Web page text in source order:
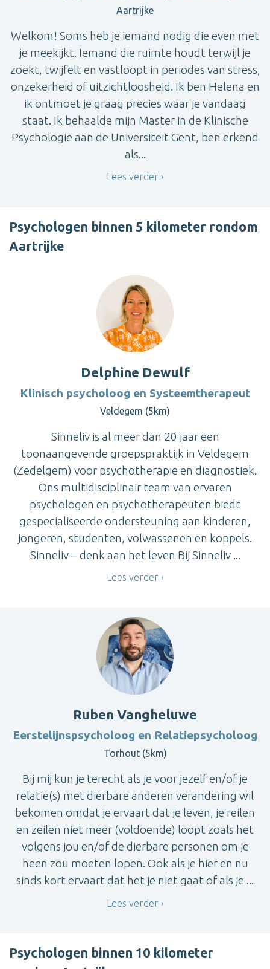
Aartrijke
Welkom! Soms heb je iemand nodig die even met
je meekijkt. Iemand die ruimte houdt terwijl je
zoekt, twijfelt en vastloopt in periodes van stress,
onzekerheid of uitzichtloosheid. Ik ben Helena en
ik ontmoet je graag precies waar je vandaag
staat. Ik behaalde mijn Master in de Klinische
Psychologie aan de Universiteit Gent, ben erkend
als...
Lees verder
Psychologen binnen 5 kilometer rondom
Aartrijke
Delphine Dewulf
Klinisch psycholoog en Systeemtherapeut
Veldegem (5km)
Sinneliv is al meer dan 20 jaar een
toonaangevende groepspraktijk in Veldegem
(Zedelgem) voor psychotherapie en diagnostiek.
Ons multidisciplinair team van ervaren
psychologen en psychotherapeuten biedt
gespecialiseerde ondersteuning aan kinderen,
jongeren, studenten, volwassenen en koppels.
Sinneliv – denk aan het leven Bij Sinneliv ...
Lees verder
Ruben Vangheluwe
Eerstelijnspsycholoog en Relatiepsycholoog
Torhout (5km)
Bij mij kun je terecht als je voor jezelf en/of je
relatie(s) met dierbare anderen verandering wil
bekomen omdat je ervaart dat je leven, je reilen
en zeilen niet meer (voldoende) loopt zoals het
volgens jou en/of de dierbare personen om je
heen zou moeten lopen. Ook als je hier en nu
sinds kort ervaart dat het je niet gaat of als je ...
Lees verder
Psychologen binnen 10 kilometer